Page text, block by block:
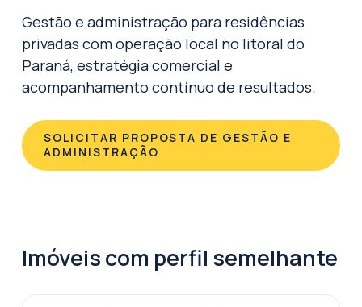
Gestão e administração para residências
privadas com operação local no litoral do
Paraná, estratégia comercial e
acompanhamento contínuo de resultados.
SOLICITAR PROPOSTA DE GESTÃO E
ADMINISTRAÇÃO
Imóveis com perfil semelhante